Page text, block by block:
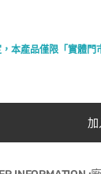
本產品僅限「實體門
加